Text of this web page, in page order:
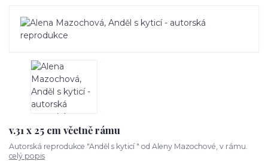
v.31 x 25 cm včetně rámu
Autorská reprodukce "Anděl s kyticí " od Aleny Mazochové, v rámu.
celý popis